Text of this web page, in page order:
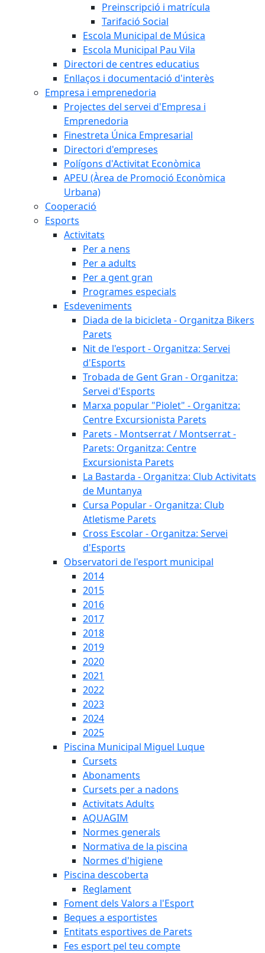
Preinscripció i matrícula
Tarifació Social
Escola Municipal de Música
Escola Municipal Pau Vila
Directori de centres educatius
Enllaços i documentació d'interès
Empresa i emprenedoria
Projectes del servei d'Empresa i
Emprenedoria
Finestreta Única Empresarial
Directori d'empreses
Polígons d'Activitat Econòmica
APEU (Àrea de Promoció Econòmica
Urbana)
Cooperació
Esports
Activitats
Per a nens
Per a adults
Per a gent gran
Programes especials
Esdeveniments
Diada de la bicicleta - Organitza Bikers
Parets
Nit de l'esport - Organitza: Servei
d'Esports
Trobada de Gent Gran - Organitza:
Servei d'Esports
Marxa popular "Piolet" - Organitza:
Centre Excursionista Parets
Parets - Montserrat / Montserrat -
Parets: Organitza: Centre
Excursionista Parets
La Bastarda - Organitza: Club Activitats
de Muntanya
Cursa Popular - Organitza: Club
Atletisme Parets
Cross Escolar - Organitza: Servei
d'Esports
Observatori de l'esport municipal
2014
2015
2016
2017
2018
2019
2020
2021
2022
2023
2024
2025
Piscina Municipal Miguel Luque
Cursets
Abonaments
Cursets per a nadons
Activitats Adults
AQUAGIM
Normes generals
Normativa de la piscina
Normes d'higiene
Piscina descoberta
Reglament
Foment dels Valors a l'Esport
Beques a esportistes
Entitats esportives de Parets
Fes esport pel teu compte